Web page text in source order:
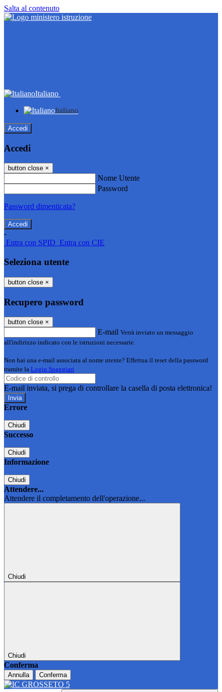
Salta al contenuto
Italiano
Italiano
Accedi
Accedi
button close ×
Nome Utente
Password
Password dimenticata?
-
Entra con SPID Entra con CIE
Seleziona utente
button close ×
Recupero password
button close ×
E-mail Verrà inviato un messaggio
all'indirizzo indicato con le istruzioni necessarie.
Non hai una e-mail associata al nome utente? Effettua il reset della password
tramite la Login Spaggiari
E-mail inviata, si prega di controllare la casella di posta elettronica!
Errore
Chiudi
Successo
Chiudi
Informazione
Chiudi
Attendere...
Attendere il completamento dell'operazione...
Chiudi
Chiudi
Conferma
Annulla Conferma